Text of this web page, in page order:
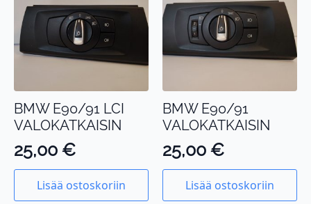
BMW E90/91 LCI
VALOKATKAISIN
25,00 €
Lisää ostoskoriin
BMW E90/91
VALOKATKAISIN
25,00 €
Lisää ostoskoriin